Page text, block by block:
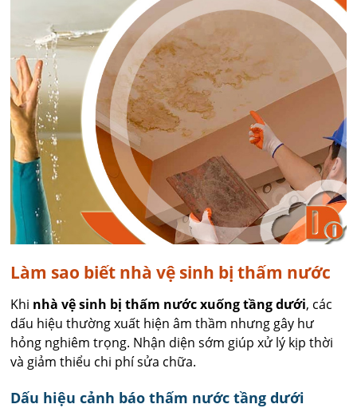
Làm sao biết nhà vệ sinh bị thấm nước
Khi nhà vệ sinh bị thấm nước xuống tầng dưới, các
dấu hiệu thường xuất hiện âm thầm nhưng gây hư
hỏng nghiêm trọng. Nhận diện sớm giúp xử lý kịp thời
và giảm thiểu chi phí sửa chữa.
Dấu hiệu cảnh báo thấm nước tầng dưới